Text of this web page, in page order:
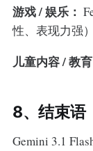
游戏 / 娱乐：
性、表现力强）
儿童内容 / 教育
8、结束语
Gemini 3.1